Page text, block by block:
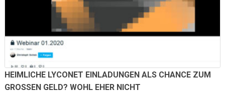
HEIMLICHE LYCONET EINLADUNGEN ALS CHANCE ZUM
GROSSEN GELD? WOHL EHER NICHT